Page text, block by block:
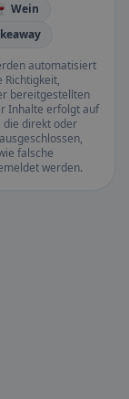
Wein
automatisiert
Richtigkeit,
bereitgestellten
Inhalte erfolgt auf
die direkt oder
falsche
werden.